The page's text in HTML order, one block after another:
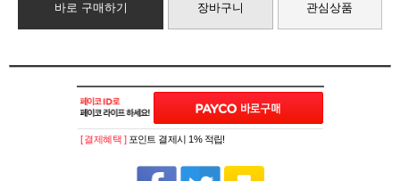
바로 구매하기 장바구니 관심상품
[ 결제혜택 ] 포인트 결제시 1% 적립!